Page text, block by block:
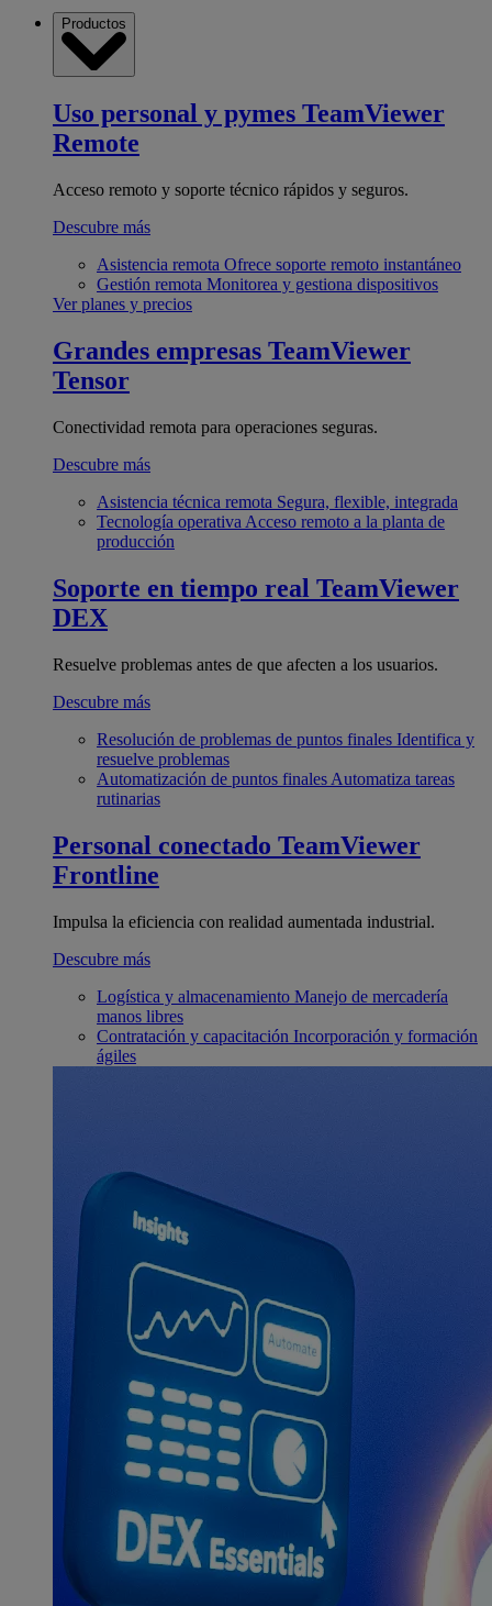
Productos
Uso personal y pymes TeamViewer
Remote
Acceso remoto y soporte técnico rápidos y seguros.
Descubre más
Asistencia remota Ofrece soporte remoto instantáneo
Gestión remota Monitorea y gestiona dispositivos
Ver planes y precios
Grandes empresas TeamViewer
Tensor
Conectividad remota para operaciones seguras.
Descubre más
Asistencia técnica remota Segura, flexible, integrada
Tecnología operativa Acceso remoto a la planta de
producción
Soporte en tiempo real TeamViewer
DEX
Resuelve problemas antes de que afecten a los usuarios.
Descubre más
Resolución de problemas de puntos finales Identifica y
resuelve problemas
Automatización de puntos finales Automatiza tareas
rutinarias
Personal conectado TeamViewer
Frontline
Impulsa la eficiencia con realidad aumentada industrial.
Descubre más
Logística y almacenamiento Manejo de mercadería
manos libres
Contratación y capacitación Incorporación y formación
ágiles